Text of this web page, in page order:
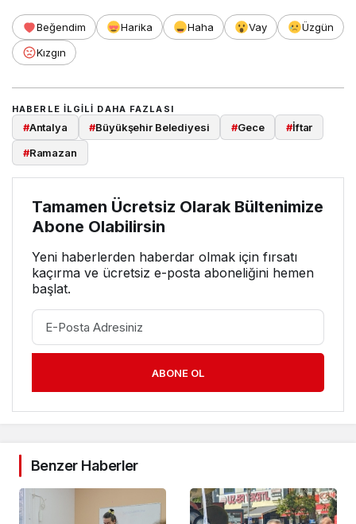
Beğendim Harika Haha Vay
Üzgün
Kızgın
HABERLE ILGILI DAHA FAZLASI
#Antalya #Büyükşehir Belediyesi #Gece #İftar
#Ramazan
Tamamen Ücretsiz Olarak Bültenimize
Abone Olabilirsin
Yeni haberlerden haberdar olmak için fırsatı
kaçırma ve ücretsiz e-posta aboneliğini hemen
başlat.
ABONE OL
Benzer Haberler